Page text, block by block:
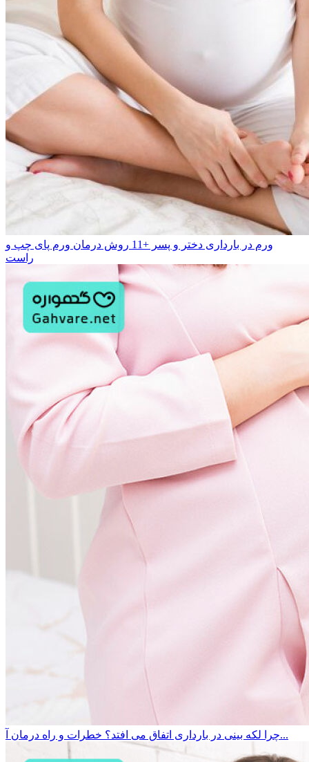
ورم در بارداری دختر و پسر +11 روش درمان ورم پای چپ و
راست
چرا لکه بینی در بارداری اتفاق می افتد؟ خطرات و راه درمان آ...